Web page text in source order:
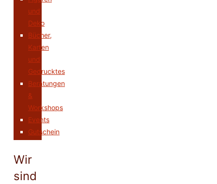
und
Deko
Bücher,
Karten
und
Gedrucktes
Beratungen
&
Workshops
Events
Gutschein
Wir
sind